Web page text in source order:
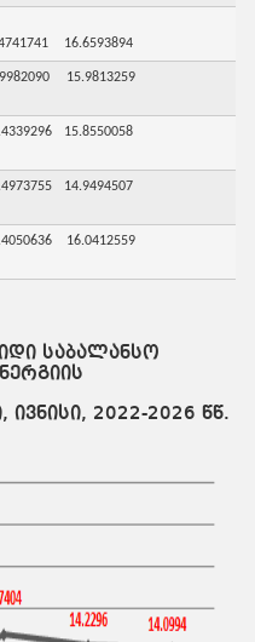
16.6593894
15.9813259
15.8550058
14.9494507
16.0412559
საბალანსო
2022-2026 წწ.